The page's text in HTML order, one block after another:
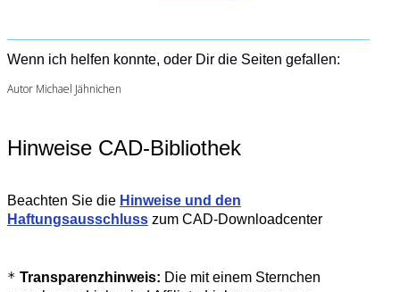
Wenn ich helfen konnte, oder Dir die Seiten gefallen:
Autor Michael Jähnichen
Hinweise CAD-Bibliothek
Beachten Sie die Hinweise und den
Haftungsausschluss zum CAD-Downloadcenter
* Transparenzhinweis: Die mit einem Sternchen